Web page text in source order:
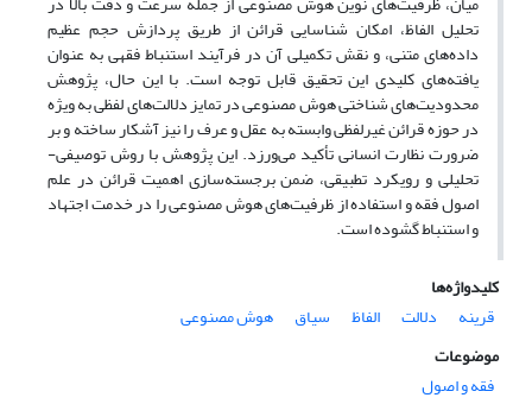
تحلیل الفاظ، امکان شناسایی قرائن از طریق پردازش حجم عظیم
داده‌های متنی، و نقش تکمیلی آن در فرآیند استنباط فقهی به عنوان
یافته‌های کلیدی این تحقیق قابل توجه است. با این حال، پژوهش
محدودیت‌های شناختی هوش مصنوعی در تمایز دلالت‌های لفظی به ویژه
در حوزه قرائن غیرلفظی وابسته به عقل و عرف را نیز آشکار ساخته و بر
ضرورت نظارت انسانی تأکید می‌ورزد. این پژوهش با روش توصیفی-
تحلیلی و رویکرد تطبیقی، ضمن برجسته‌سازی اهمیت قرائن در علم
اصول فقه و استفاده از ظرفیت‌های هوش مصنوعی را در خدمت اجتهاد
و استنباط گشوده است.
کلیدواژه‌ها
قرینه
دلالت الفاظ سیاق
هوش مصنوعی
موضوعات
فقه و اصول